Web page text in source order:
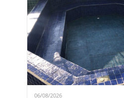
06/08/2026